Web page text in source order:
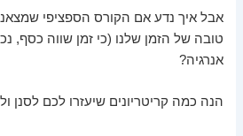
אבל איך נדע אם הקורס הספציפי
טובה של הזמן שלנו (כי זמן שווה כסף,
אנרגיה?
הנה כמה קריטריונים שיעזרו לכם לסנן